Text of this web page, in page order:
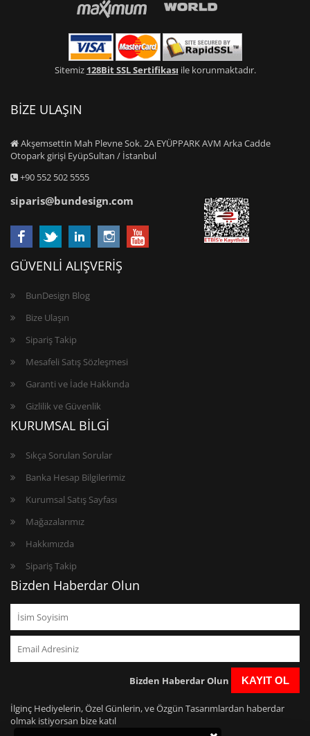
Sitemiz 128Bit SSL Sertifikası ile korunmaktadır.
BİZE ULAŞIN
Akşemsettin Mah Plevne Sok. 2A EYÜPPARK AVM Arka Cadde
Otopark girişi EyüpSultan / İstanbul
+90 552 502 5555
siparis@bundesign.com
GÜVENLİ ALIŞVERİŞ
BunDesign Blog
Bize Ulaşın
Sipariş Takip
Mesafeli Satış Sözleşmesi
Garanti ve İade Hakkında
Gizlilik ve Güvenlik
KURUMSAL BİLGİ
Sıkça Sorulan Sorular
Banka Hesap Bilgilerimiz
Kurumsal Satış Sayfası
Mağazalarımız
Hakkımızda
Sipariş Takip
Bizden Haberdar Olun
Bizden Haberdar Olun KAYIT OL
İlginç Hediyelerin, Özel Günlerin, ve Özgün Tasarımlardan haberdar
olmak istiyorsan bize katıl